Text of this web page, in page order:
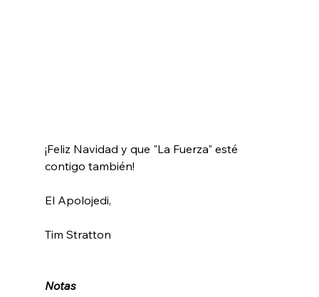
¡Feliz Navidad y que "La Fuerza" esté
contigo también!
El Apolojedi,
Tim Stratton
Notas